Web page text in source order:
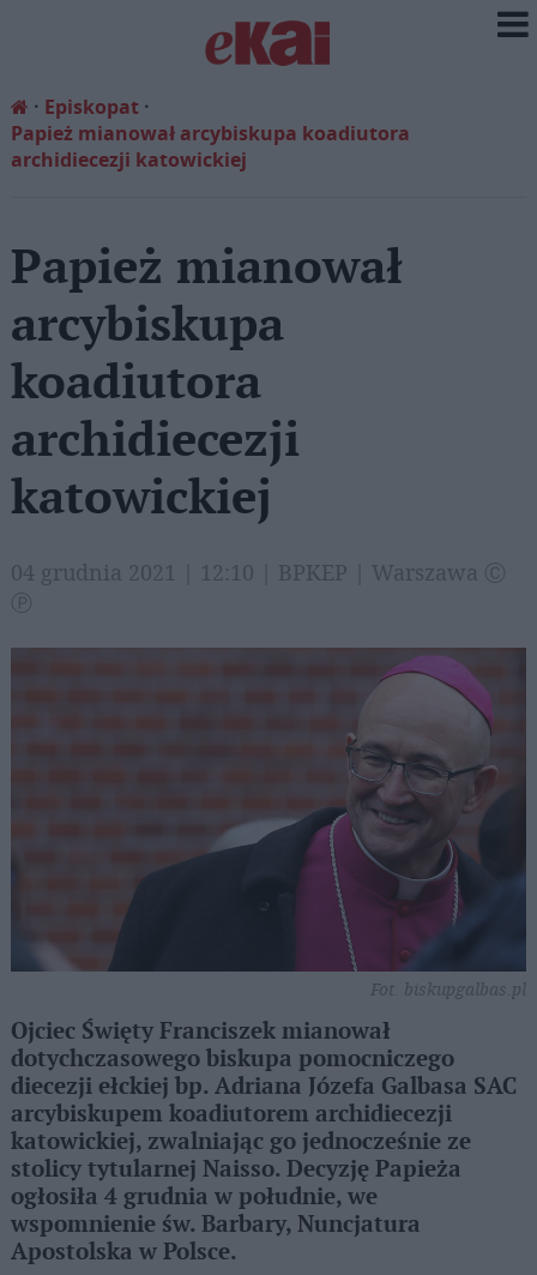
Episkopat
Papież mianował arcybiskupa koadiutora
archidiecezji katowickiej
Papież mianował
arcybiskupa
koadiutora
archidiecezji
katowickiej
04 grudnia 2021 | 12:10 | BPKEP | Warszawa Ⓒ
Ⓟ
Fot. biskupgalbas.pl
Ojciec Święty Franciszek mianował
dotychczasowego biskupa pomocniczego
diecezji ełckiej bp. Adriana Józefa Galbasa SAC
arcybiskupem koadiutorem archidiecezji
katowickiej, zwalniając go jednocześnie ze
stolicy tytularnej Naisso. Decyzję Papieża
ogłosiła 4 grudnia w południe, we
wspomnienie św. Barbary, Nuncjatura
Apostolska w Polsce.